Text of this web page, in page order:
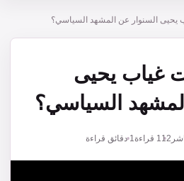
يحيى السنوار عن المشهد السياسي؟
غياب يحيى
السياسي؟
112 قراءة1 دقائق قراءة